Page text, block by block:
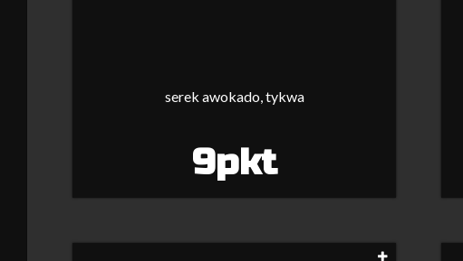
serek awokado, tykwa
9pkt